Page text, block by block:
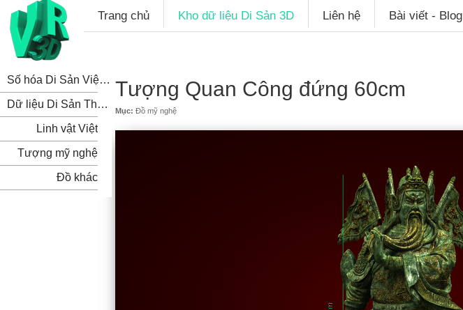
Trang chủ Kho dữ liệu Di Sản 3D Liên hệ Bài viết - Blog
Tượng Quan Công đứng 60cm
Mục: Đồ mỹ nghệ
Số hóa Di Sản Việt Nam
Dữ liệu Di Sản Thế Giới
Linh vật Việt
Tượng mỹ nghệ
Đồ khác